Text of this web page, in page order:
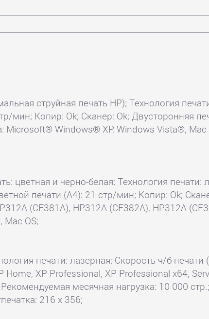
струйная печать HP); Технология
мин; Копир: Ok; Сканер: Ok; Двусторонняя
Windows® XP, Windows Vista®, Mac
и черно-белая; Технология печати:
печати (А4): 21 стр/мин; Копир: Ok;
(CF381A), HP312A (CF382A), HP312A
Mac OS;
печати: лазерная; Скорость ч/б печати
XP Professional, XP Professional x64,
месячная нагрузка: 10 000 стр.;
216 x 356;